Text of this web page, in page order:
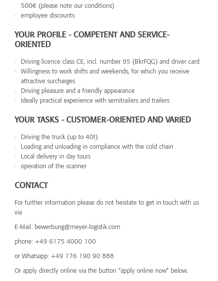
500€ (please note our conditions)
employee discounts
YOUR PROFILE - COMPETENT AND SERVICE-
ORIENTED
Driving licence class CE, incl. number 95 (BkrFQG) and driver card
Willingness to work shifts and weekends, for which you receive
attractive surcharges
Driving pleasure and a friendly appearance
Ideally practical experience with semitrailers and trailers
YOUR TASKS - CUSTOMER-ORIENTED AND VARIED
Driving the truck (up to 40t)
Loading and unloading in compliance with the cold chain
Local delivery in day tours
operation of the scanner
CONTACT
For further information please do not hesitate to get in touch with us
via
E-Mail: bewerbung@meyer-logistik.com
phone: +49 6175 4000 100
or Whatsapp: +49 176 190 90 888.
Or apply directly online via the button “apply online now” below.